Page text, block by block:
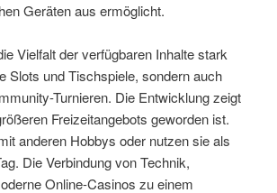
Geräten aus ermöglicht.
Vielfalt der verfügbaren Inhalte stark
Slots und Tischspiele, sondern auch
Turnieren. Die Entwicklung zeigt
Freizeitangebots geworden ist.
anderen Hobbys oder nutzen sie als
Die Verbindung von Technik,
Online-Casinos zu einem